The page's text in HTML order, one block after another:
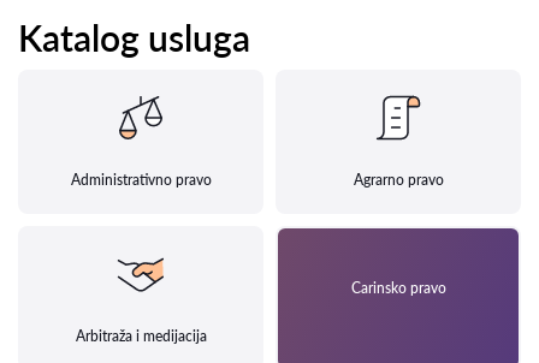
Katalog usluga
Administrativno pravo Agrarno pravo
Arbitraža i medijacija
Carinsko pravo